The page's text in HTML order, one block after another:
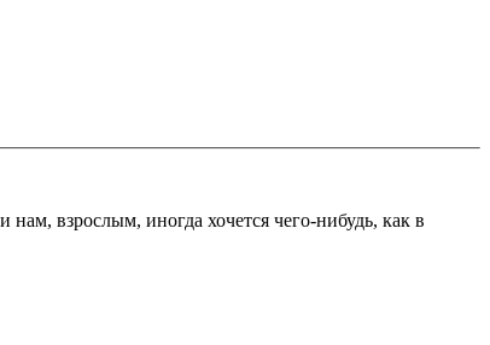
взрослым, иногда хочется чего-нибудь, как в